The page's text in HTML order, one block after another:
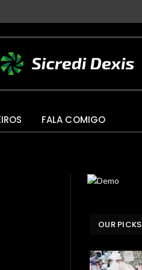
FALA COMIGO
OUR PICKS